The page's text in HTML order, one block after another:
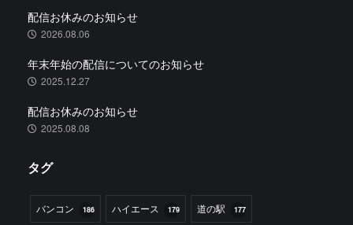
配信お休みのお知らせ
2026.08.06
年末年始の配信についてのお知らせ
2025.12.27
配信お休みのお知らせ
2025.08.08
タグ
バンコン 186 ハイエース 179 道の駅 177